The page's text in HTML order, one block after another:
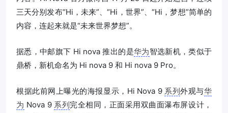
三天分别发布“Hi，未来”、“Hi，世界”、“Hi，梦想”简单的
内容，连起来就是“未来世界梦想”。
据悉，中邮旗下 Hi nova 推出的是华为智选新机，类似于
鼎桥，新机命名为 Hi nova 9 和 Hi nova 9 Pro。
根据此前网上曝光的海报显示，Hi Nova 9 系列外观与华
为 Nova 9 系列 完全相同，正面采用双曲面瀑布屏设计，